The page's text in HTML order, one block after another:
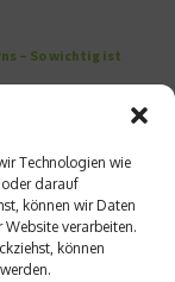
Technologien wie
darauf
können wir Daten
verarbeiten.
können
– So wichtig ist
Symptome